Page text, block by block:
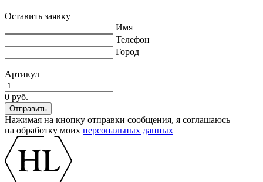
Оставить заявку
Имя
Телефон
Город
Артикул
0 руб.
Нажимая на кнопку отправки сообщения, я соглашаюсь
на обработку моих персональных данных